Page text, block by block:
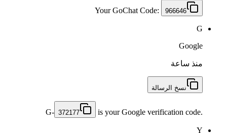
Your GoChat Code: 966646
G
Google
منذ ساعة
نسخ الرسالة
G- 372177 is your Google verification code.
Y